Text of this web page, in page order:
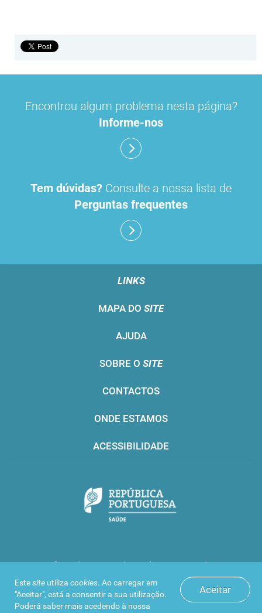
Aceitar
Estesite utiliza cookies. Ao carregar em
"Aceitar", está a consentir a sua utilização.
Poderá saber mais acedendo à nossa
Encontrou algum problema nesta página?
Informe-nos
Tem dúvidas? Consulte a nossa lista de
Perguntas frequentes
LINKS
MAPA DO SITE
AJUDA
SOBRE O SITE
CONTACTOS
ONDE ESTAMOS
ACESSIBILIDADE
Infarmed © 2016. Todos os direitos reservados